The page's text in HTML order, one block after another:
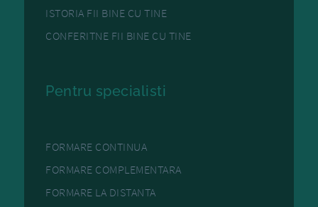
ISTORIA FII BINE CU TINE
CONFERITNE FII BINE CU TINE
Pentru specialisti
FORMARE CONTINUA
FORMARE COMPLEMENTARA
FORMARE LA DISTANTA